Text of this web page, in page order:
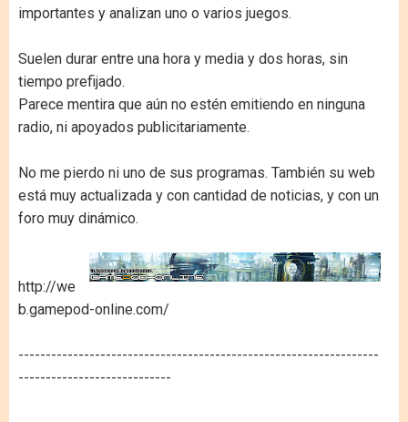
importantes y analizan uno o varios juegos.
Suelen durar entre una hora y media y dos horas, sin
tiempo prefijado.
Parece mentira que aún no estén emitiendo en ninguna
radio, ni apoyados publicitariamente.
No me pierdo ni uno de sus programas. También su web
está muy actualizada y con cantidad de noticias, y con un
foro muy dinámico.
http://we
b.gamepod-online.com/
------------------------------------------------------------------
----------------------------